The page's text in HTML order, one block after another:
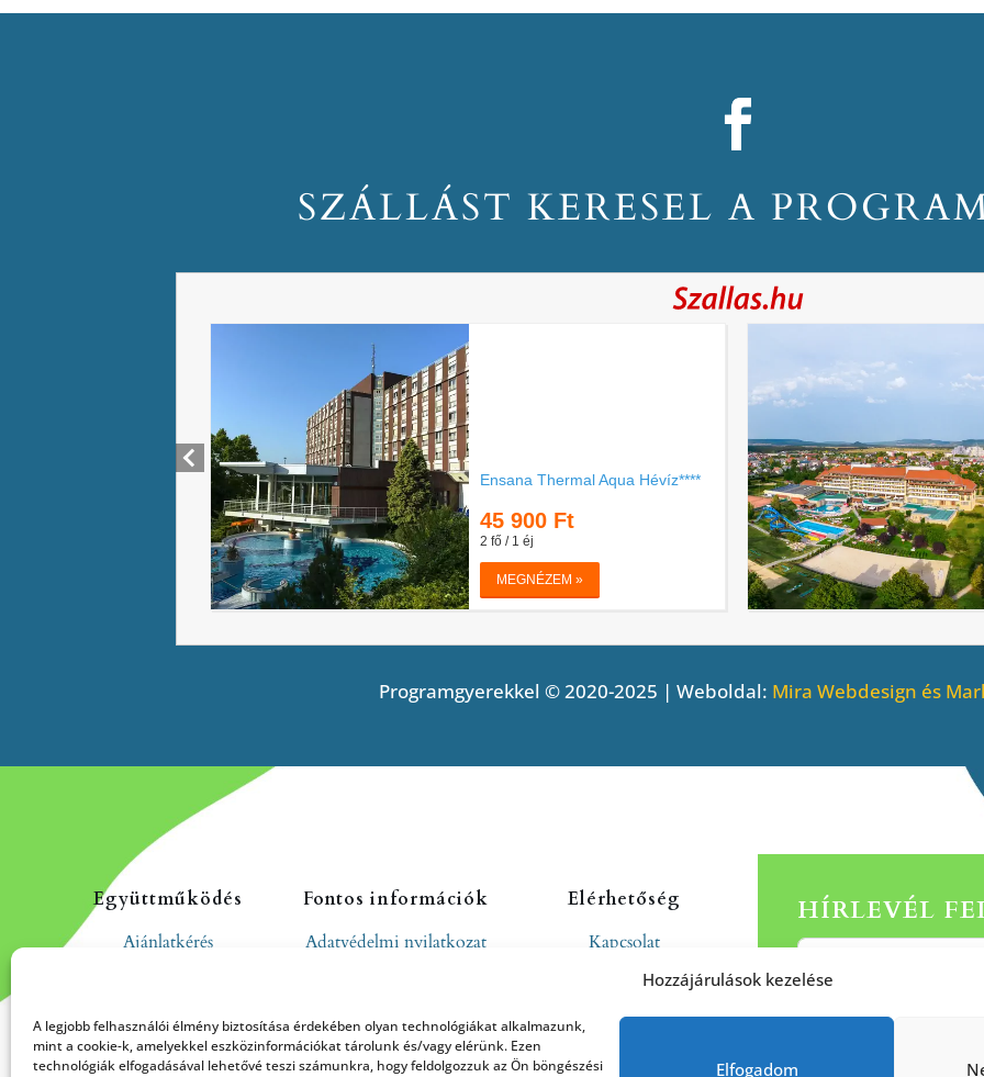
Hozzájárulások kezelése
A legjobb felhasználói élmény biztosítása érdekében olyan technológiákat alkalmazunk,
mint a cookie-k, amelyekkel eszközinformációkat tárolunk és/vagy elérünk. Ezen
technológiák elfogadásával lehetővé teszi számunkra, hogy feldolgozzuk az Ön böngészési
Elfogadom
SZÁLLÁST KERESEL A
Programgyerekkel © 2020-2025 | Weboldal: Mira Webdesign és
Együttműködés
Ajánlatkérés
Fontos információk
Adatvédelmi nyilatkozat
moderálási szabályzat
Elérhetőség
Kapcsolat
Rólunk
HÍRLEVÉL